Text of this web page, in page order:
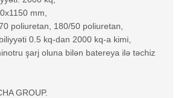
mm,
poliuretan, 180/50 poliuretan,
0.5 kq-dan 2000 kq-a kimi,
şarj oluna bilən batereya ilə təchiz
GROUP.